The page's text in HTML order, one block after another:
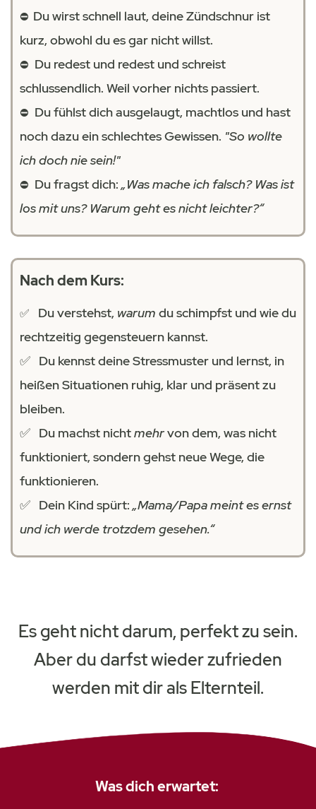
⛔️ Du wirst schnell laut, deine Zündschnur ist
kurz, obwohl du es gar nicht willst.
⛔️ Du redest und redest und schreist
schlussendlich. Weil vorher nichts passiert.
⛔️ Du fühlst dich ausgelaugt, machtlos und hast
noch dazu ein schlechtes Gewissen. "So wollte
ich doch nie sein!"
⛔️ Du fragst dich:„Was mache ich falsch? Was ist
los mit uns? Warum geht es nicht leichter?“
Nach dem Kurs:
✅ Du verstehst, warum du schimpfst und wie du
rechtzeitig gegensteuern kannst.
✅ Du kennst deine Stressmuster und lernst, in
heißen Situationen ruhig, klar und präsent zu
bleiben.
✅ Du machst nichtmehrvon dem, was nicht
funktioniert, sondern gehst neue Wege, die
funktionieren.
✅ Dein Kind spürt:„Mama/Papa meint es ernst
und ich werde trotzdem gesehen.“
Es geht nicht darum, perfekt zu sein.
Aber du darfst wieder zufrieden
werden mit dir als Elternteil.
Was dich erwartet: